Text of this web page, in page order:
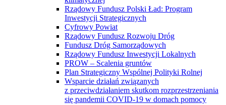
Rządowy Fundusz Polski Ład: Program
Inwestycji Strategicznych
Cyfrowy Powiat
Rządowy Fundusz Rozwoju Dróg
Fundusz Dróg Samorządowych
Rządowy Fundusz Inwestycji Lokalnych
PROW – Scalenia gruntów
Plan Strategiczny Wspólnej Polityki Rolnej
Wsparcie działań związanych
z przeciwdziałaniem skutkom rozprzestrzeniania
się pandemii COVID-19 w domach pomocy